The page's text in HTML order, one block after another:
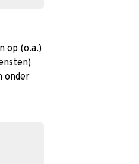
op (o.a.)
onder